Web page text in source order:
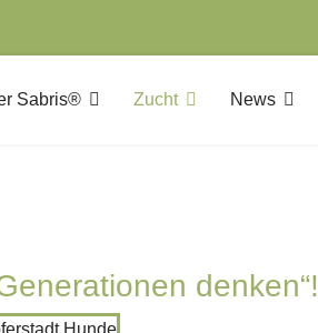
Sabris® Zucht News
denken“!